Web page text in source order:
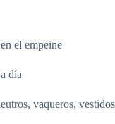
el empeine
día
vaqueros,